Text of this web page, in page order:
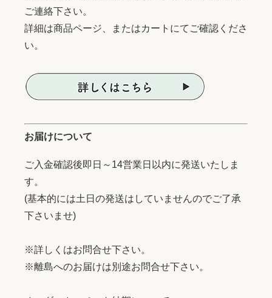
ご連絡下さい。
詳細は商品ページ、またはカートにてご確認くださ
い。
お届けについて
ご入金確認後即日～14営業日以内に発送いたしま
す。
(基本的には土日の発送はしていませんのでご了承
下さいませ)
※詳しくはお問合せ下さい。
※離島へのお届けは別途お問合せ下さい。